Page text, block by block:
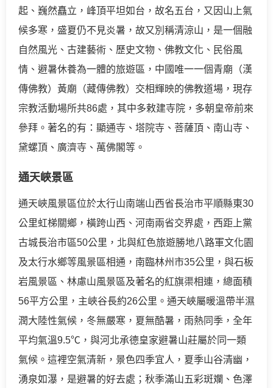
起、巍然矗立，峰頂平坦如台，故名五台，又因山上氣
候多寒，盛夏仍不見炎暑，故又別稱清涼山，是一個融
自然風光、古建藝術、歷史文物、佛教文化、民俗風
情、避暑休養為一體的旅遊區，中國唯一一個青廟（漢
傳佛教）黃廟（藏傳佛教）交相輝映的佛教道場，現存
宗教活動場所共86處，其中多敕建寺院，多朝皇帝前來
參拜。著名的有：顯通寺、塔院寺、菩薩頂、南山寺、
黛螺頂、廣濟寺、萬佛閣等。
通天峽景區
通天峽風景區位於太行山南端山西省長治市平順縣東30
公里虹梯關鄉，橫跨山西、河南兩省交界處，西距上黨
古城長治市區50公里，北與紅色旅遊勝地八路軍文化園
及太行水鄉等風景區相通，南臨林州市35公里，與石板
岩風景區、林慮山風景區及著名的紅旗渠相連，總面積
56平方公里，主峽谷長約26公里。通天峽屬暖溫帶半濕
潤大陸性氣候，冬無嚴寒，夏無酷暑，雨熱同季，全年
平均氣溫9.5℃，與河北承德皇家避暑山莊屬於同一類
氣候。這裡空氣清新，景色四季宜人，夏季山谷清幽，
湧泉如瀑，是避暑的好去處；秋季滿山五彩斑斕、色澤